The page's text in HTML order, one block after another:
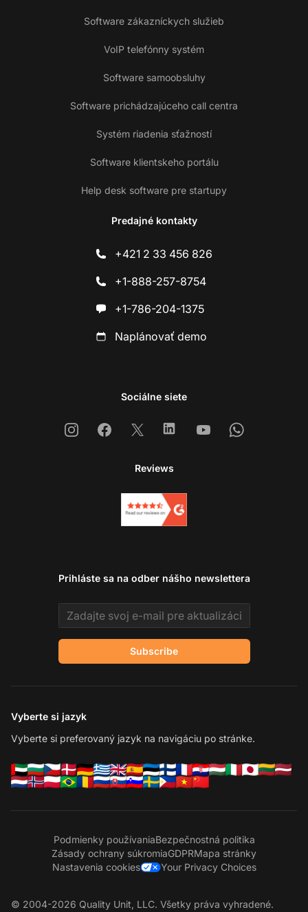
Software zákazníckych služieb
VoIP telefónny systém
Software samoobsluhy
Software prichádzajúceho call centra
Systém riadenia sťažností
Software klientskeho portálu
Help desk software pre startupy
Predajné kontakty
+421 2 33 456 826
+1-888-257-8754
+1-786-204-1375
Naplánovať demo
Sociálne siete
InstagramFacebook
X LinkedinYoutubeWhatsapp
Reviews
Prihláste sa na odber nášho newslettera
Email address
Subscribe
Vyberte si jazyk
Vyberte si preferovaný jazyk na navigáciu po stránke.
Podmienky používaniaBezpečnostná politika
Zásady ochrany súkromiaGDPRMapa stránky
Nastavenia cookies
Your Privacy Choices
© 2004-2026 Quality Unit, LLC. Všetky práva vyhradené.